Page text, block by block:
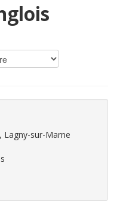
Lagny-sur-Marne